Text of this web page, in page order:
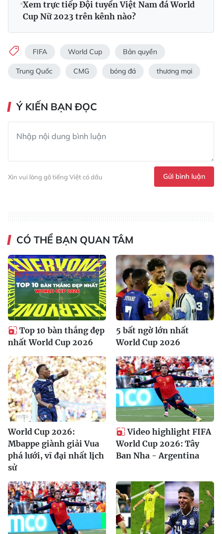
Xem trực tiếp Đội tuyển Việt Nam đá World
Cup Nữ 2023 trên kênh nào?
FIFA World Cup Bản quyền
Trung Quốc CMG bóng đá thương mại
Ý KIẾN BẠN ĐỌC
Xin vui lòng gõ tiếng Việt có dấu Gửi bình luận
CÓ THỂ BẠN QUAN TÂM
Top 10 bàn thắng đẹp
nhất World Cup 2026
5 bất ngờ lớn nhất
World Cup 2026
World Cup 2026:
Mbappe giành giải Vua
phá lưới, vĩ đại nhất lịch
sử
Video highlight FIFA
World Cup 2026: Tây
Ban Nha - Argentina